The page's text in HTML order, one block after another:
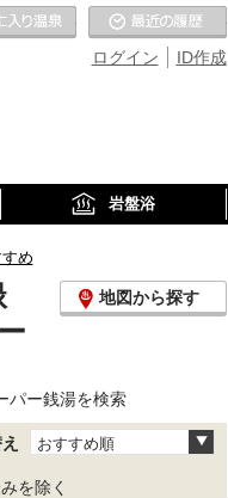
ID作成
ログイン
お気に入りの温泉
岩盤浴
め
地図から探す
パー銭湯を検索
おすすめ順
を除く